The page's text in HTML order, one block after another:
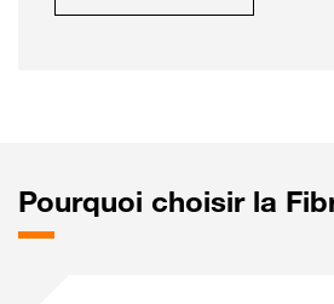
Pourquoi choisir la